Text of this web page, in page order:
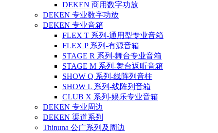
DEKEN 商用数字功放
DEKEN 专业数字功放
DEKEN 专业音箱
FLEX T 系列-通用型专业音箱
FLEX P 系列-有源音箱
STAGE R 系列-舞台专业音箱
STAGE M 系列-舞台返听音箱
SHOW Q 系列-线阵列音柱
SHOW L 系列-线阵列音箱
CLUB X 系列-娱乐专业音箱
DEKEN 专业周边
DEKEN 渠道系列
Thinuna 公广系列及周边